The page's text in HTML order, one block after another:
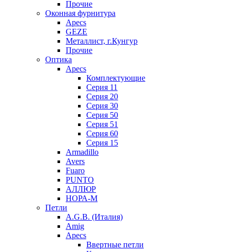
Прочие
Оконная фурнитура
Apecs
GEZE
Металлист, г.Кунгур
Прочие
Оптика
Apecs
Комплектующие
Серия 11
Серия 20
Серия 30
Серия 50
Серия 51
Серия 60
Серия 15
Armadillo
Avers
Fuaro
PUNTO
АЛЛЮР
НОРА-М
Петли
A.G.B. (Италия)
Amig
Apecs
Ввертные петли